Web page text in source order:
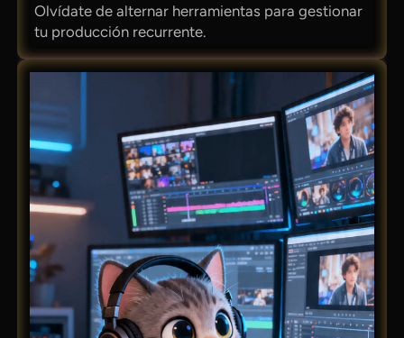
Olvídate de alternar herramientas para gestionar
tu producción recurrente.